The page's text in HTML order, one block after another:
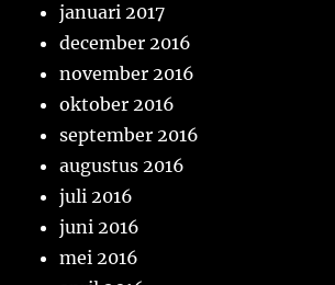
januari 2017
december 2016
november 2016
oktober 2016
september 2016
augustus 2016
juli 2016
juni 2016
mei 2016